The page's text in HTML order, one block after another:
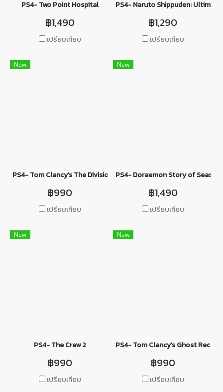
PS4- Two Point Hospital
฿1,490
เปรียบเทียบ
PS4- Naruto Shippuden:
฿1,290
เปรียบเทียบ
New
PS4- Tom Clancy's The Division 2 Washington D.C. Edition
฿990
เปรียบเทียบ
New
PS4- Doraemon Story of
฿1,490
เปรียบเทียบ
New
PS4- The Crew 2
฿990
เปรียบเทียบ
New
PS4- Tom Clancy's Ghost Recon
฿990
เปรียบเทียบ